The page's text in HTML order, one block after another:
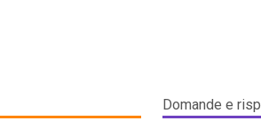
Domande e